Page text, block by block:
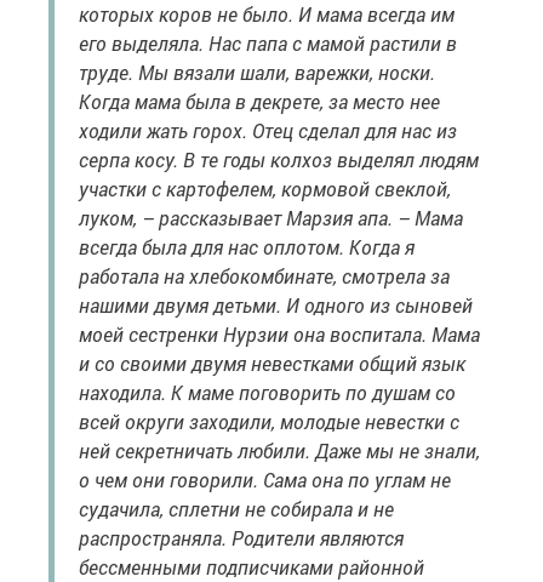
которых коров не было. И мама всегда им
его выделяла. Нас папа с мамой растили в
труде. Мы вязали шали, варежки, носки.
Когда мама была в декрете, за место нее
ходили жать горох. Отец сделал для нас из
серпа косу. В те годы колхоз выделял людям
участки с картофелем, кормовой свеклой,
луком, – рассказывает Марзия апа. – Мама
всегда была для нас оплотом. Когда я
работала на хлебокомбинате, смотрела за
нашими двумя детьми. И одного из сыновей
моей сестренки Нурзии она воспитала. Мама
и со своими двумя невестками общий язык
находила. К маме поговорить по душам со
всей округи заходили, молодые невестки с
ней секретничать любили. Даже мы не знали,
о чем они говорили. Сама она по углам не
судачила, сплетни не собирала и не
распространяла. Родители являются
бессменными подписчиками районной